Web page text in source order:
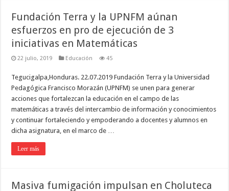
Fundación Terra y la UPNFM aúnan
esfuerzos en pro de ejecución de 3
iniciativas en Matemáticas
22 julio, 2019 Educación 45
Tegucigalpa,Honduras. 22.07.2019 Fundación Terra y la Universidad
Pedagógica Francisco Morazán (UPNFM) se unen para generar
acciones que fortalezcan la educación en el campo de las
matemáticas a través del intercambio de información y conocimientos
y continuar fortaleciendo y empoderando a docentes y alumnos en
dicha asignatura, en el marco de …
Leer más
Masiva fumigación impulsan en Choluteca